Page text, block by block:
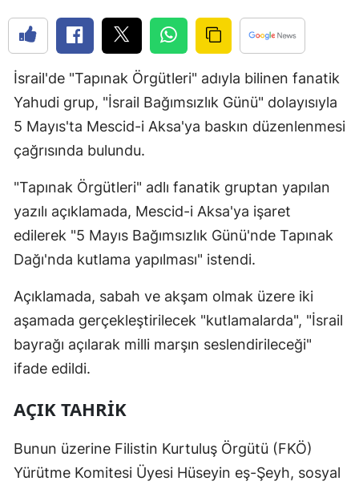
Çorum
Denizli
Edirne
Erzincan
Gaziantep
Giresun
Gümüşhane
Isparta
İsrail'de "Tapınak Örgütleri" adıyla bilinen fanatik
Yahudi grup, "İsrail Bağımsızlık Günü" dolayısıyla
5 Mayıs'ta Mescid-i Aksa'ya baskın düzenlenmesi
çağrısında bulundu.
"Tapınak Örgütleri" adlı fanatik gruptan yapılan
yazılı açıklamada, Mescid-i Aksa'ya işaret
edilerek "5 Mayıs Bağımsızlık Günü'nde Tapınak
Dağı'nda kutlama yapılması" istendi.
Açıklamada, sabah ve akşam olmak üzere iki
aşamada gerçekleştirilecek "kutlamalarda", "İsrail
bayrağı açılarak milli marşın seslendirileceği"
ifade edildi.
AÇIK TAHRIK
Bunun üzerine Filistin Kurtuluş Örgütü (FKÖ)
Yürütme Komitesi Üyesi Hüseyin eş-Şeyh, sosyal